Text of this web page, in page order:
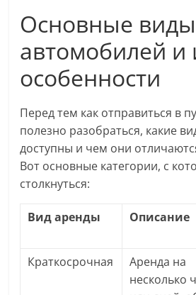
Основные
автомобилей и
особенности
Перед тем как отправиться в
полезно разобраться, какие
доступны и чем они
Вот основные категории, с
столкнуться:
Вид аренды Описание
Краткосрочная
Аренда на
несколько